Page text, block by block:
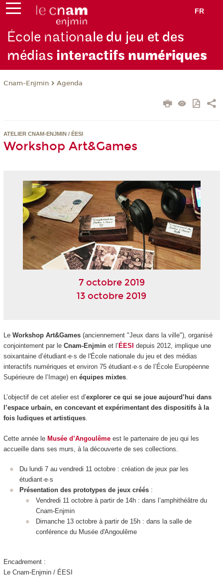
FR
École nationale du jeu et des
médias interactifs numériques
Cnam-Enjmin Agenda
ATELIER CNAM-ENJMIN / ÉESI
Workshop Art&Games
7 octobre 2019
13 octobre 2019
Le Workshop Art&Games (anciennement "Jeux dans la ville"), organisé
conjointement par le Cnam-Enjminet l’ ÉESI depuis 2012, implique une
soixantaine d’étudiant·e·s de l'École nationale du jeu et des médias
interactifs numériques et environ 75 étudiant·e·s de l’École Européenne
Supérieure de l’Image) en équipes mixtes.
L’objectif de cet atelier est d’explorer ce qui se joue aujourd’hui dans
l’espace urbain, en concevant et expérimentant des dispositifs à la
fois ludiques et artistiques.
Cette année le Musée d’Angoulême est le partenaire de jeu qui les
accueille dans ses murs, à la découverte de ses collections.
Du lundi 7 au vendredi 11 octobre : création de jeux par les
étudiant·e·s
Présentation des prototypes de jeux créés :
Vendredi 11 octobre à partir de 14h : dans l’amphithéâtre du
Cnam-Enjmin
Dimanche 13 octobre à partir de 15h : dans la salle de
conférence du Musée d'Angoulême
Encadrement :
Le Cnam-Enjmin / ÉESI